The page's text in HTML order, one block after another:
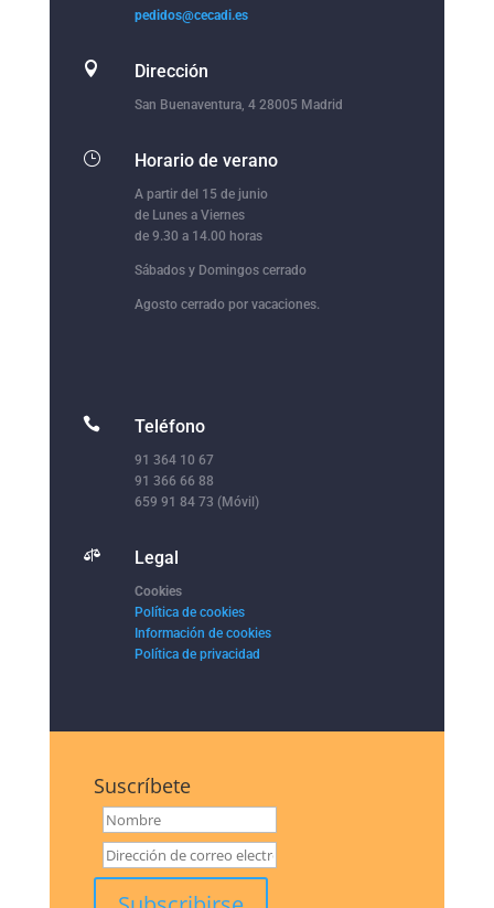
pedidos@cecadi.es
 Dirección
San Buenaventura, 4 28005 Madrid
} Horario de verano
A partir del 15 de junio
de Lunes a Viernes
de 9.30 a 14.00 horas
Sábados y Domingos cerrado
Agosto cerrado por vacaciones.
 Teléfono
91 364 10 67
91 366 66 88
659 91 84 73 (Móvil)
 Legal
Cookies
Política de cookies
Información de cookies
Política de privacidad
Suscríbete